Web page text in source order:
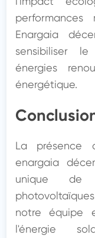
Enargaia
sensibiliser
énergies
énergétique.
La présence
enargaia
unique de
notre équipe
l'énergie